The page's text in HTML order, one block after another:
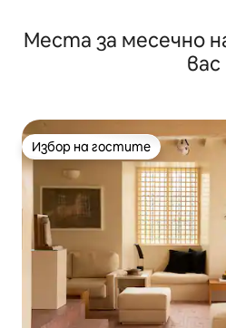
Места за месечно
вас
Избор на гостите
Избор на гостите